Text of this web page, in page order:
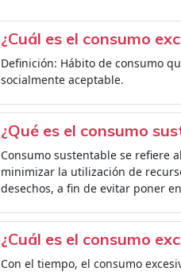
¿Cuál es el consumo
Definición: Hábito de consumo
socialmente aceptable.
¿Qué es el consumo
Consumo sustentable se refiere
minimizar la utilización de
desechos, a fin de evitar poner
¿Cuál es el consumo
Con el tiempo, el consumo